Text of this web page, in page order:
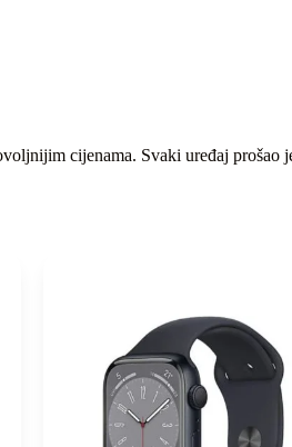
cijenama. Svaki uređaj prošao